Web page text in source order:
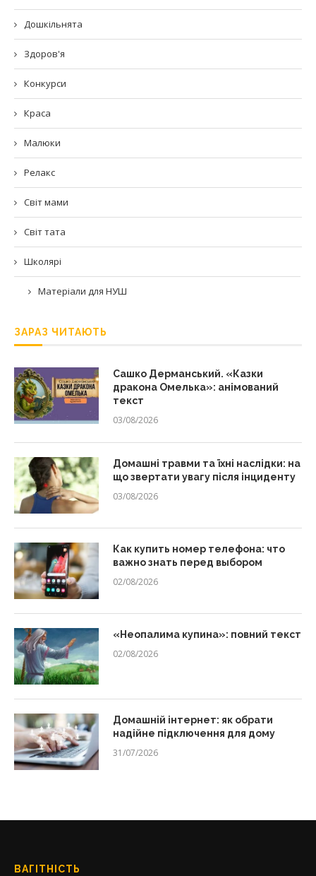
Дошкільнята
Здоров'я
Конкурси
Краса
Малюки
Релакс
Світ мами
Світ тата
Школярі
Матеріали для НУШ
ЗАРАЗ ЧИТАЮТЬ
Сашко Дерманський. «Казки
дракона Омелька»: анімований
текст
03/08/2026
Домашні травми та їхні наслідки: на
що звертати увагу після інциденту
03/08/2026
Как купить номер телефона: что
важно знать перед выбором
02/08/2026
«Неопалима купина»: повний текст
02/08/2026
Домашній інтернет: як обрати
надійне підключення для дому
31/07/2026
ВАГІТНІСТЬ